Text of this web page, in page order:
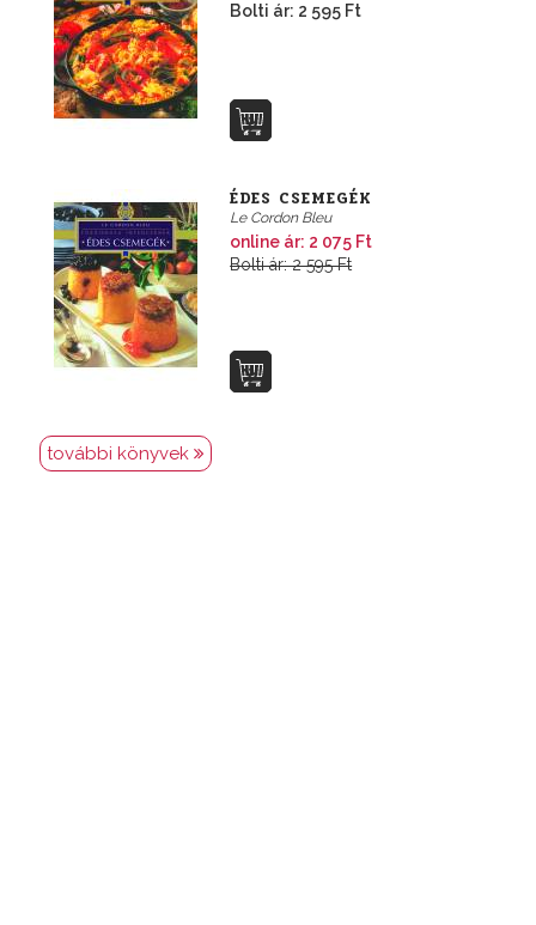
Bolti ár: 2 595 Ft
ÉDES CSEMEGÉK
Le Cordon Bleu
online ár: 2 075 Ft
Bolti ár: 2 595 Ft
további könyvek